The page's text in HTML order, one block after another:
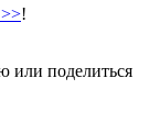
!
или поделиться